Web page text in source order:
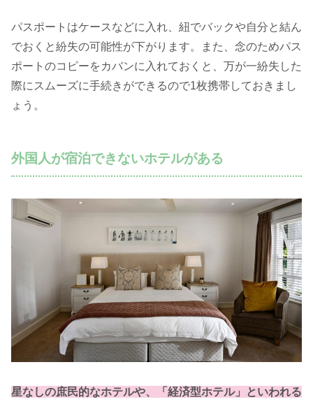
パスポートはケースなどに入れ、紐でバックや自分と結ん
でおくと紛失の可能性が下がります。また、念のためパス
ポートのコピーをカバンに入れておくと、万が一紛失した
際にスムーズに手続きができるので1枚携帯しておきまし
ょう。
外国人が宿泊できないホテルがある
星なしの庶民的なホテルや、「経済型ホテル」といわれる